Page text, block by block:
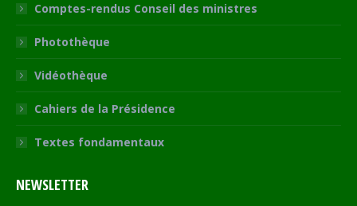
Comptes-rendus Conseil des ministres
Photothèque
Vidéothèque
Cahiers de la Présidence
Textes fondamentaux
NEWSLETTER